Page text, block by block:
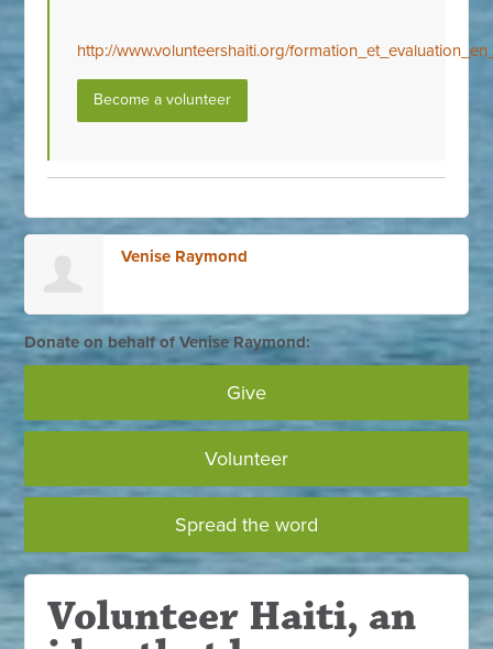
http://www.volunteershaiti.org/
Become a volunteer
Venise Raymond
Donate on behalf of Venise Raymond:
Give
Volunteer
Spread the word
Volunteer Haiti, an